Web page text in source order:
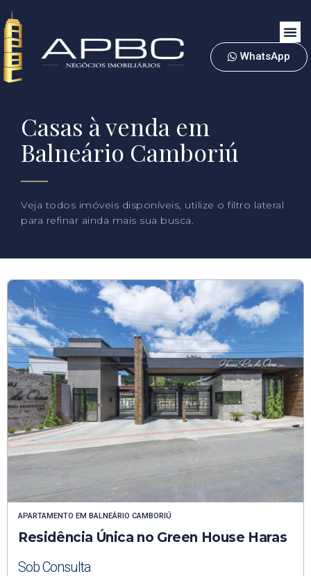
WhatsApp
Casas à venda em
Balneário Camboriú
Veja todos imóveis disponíveis, utilize o filtro lateral
para refinar ainda mais sua busca.
APARTAMENTO EM BALNEÁRIO CAMBORIÚ
Residência Única no Green House Haras
Sob Consulta